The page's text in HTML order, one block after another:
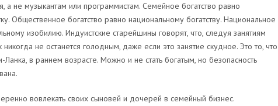
а не музыкантам или программистам. Семейное богатство равно
Общественное богатство равно национальному богатству. Национальное
изобилию. Индуистские старейшины говорят, что, следуя занятиям
не останется голодным, даже если это занятие скудное. Это то, что
в раннем возрасте. Можно и не стать богатым, но безопасность
вовлекать своих сыновей и дочерей в семейный бизнес.